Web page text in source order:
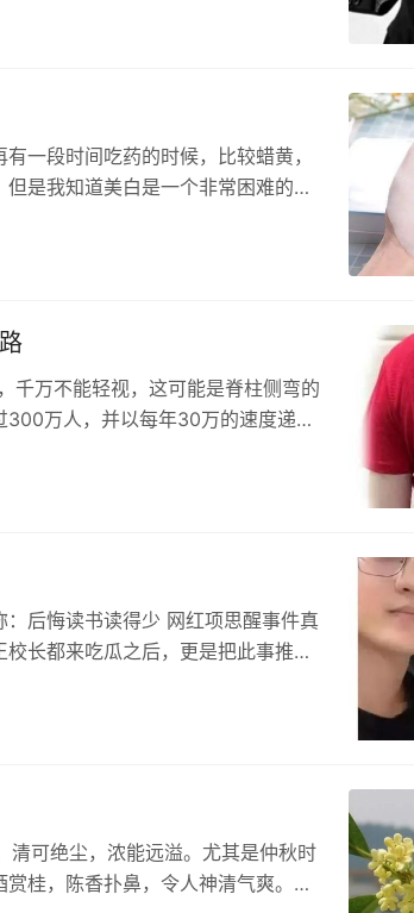
一段时间吃药的时候，比较蜡黄，
是我知道美白是一个非常困难的过
千万不能轻视，这可能是脊柱侧弯的
300万人，并以每年30万的速度递
后悔读书读得少 网红项思醒事件真
长都来吃瓜之后，更是把此事推上
清可绝尘，浓能远溢。尤其是仲秋时
桂，陈香扑鼻，令人神清气爽。在